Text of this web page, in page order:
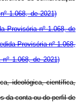
1.068,de 2021)
Provisória nº 1.068, de
Provisória nº 1.068,
1.068, de 2021)
ideológica, científica,
da conta ou do perfil de